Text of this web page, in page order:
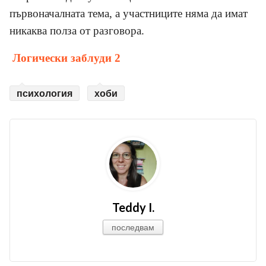
първоначалната тема, а участниците няма да имат
никаква полза от разговора.
Логически заблуди 2
психология хоби
Teddy I.
последвам